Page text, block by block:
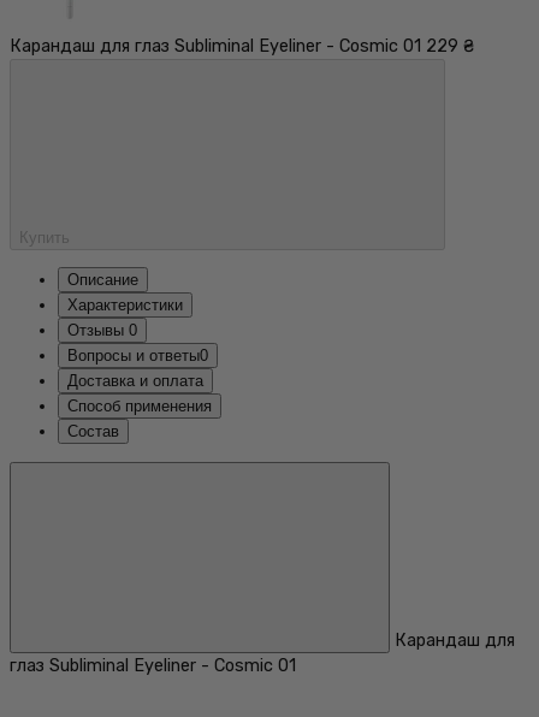
Карандаш для глаз Subliminal Eyeliner - Cosmic 01 229 ₴
Купить
Описание
Характеристики
Отзывы 0
Вопросы и ответы0
Доставка и оплата
Способ применения
Состав
Карандаш для
глаз Subliminal Eyeliner - Cosmic 01